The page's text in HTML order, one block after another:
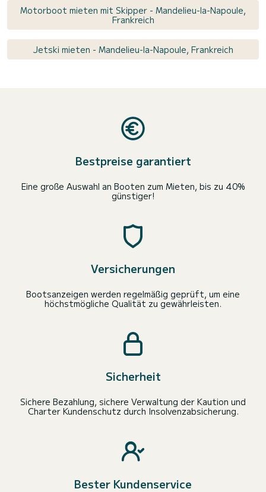
Motorboot mieten mit Skipper - Mandelieu-la-Napoule,
Frankreich
Jetski mieten - Mandelieu-la-Napoule, Frankreich
Bestpreise garantiert
Eine große Auswahl an Booten zum Mieten, bis zu 40%
günstiger!
Versicherungen
Bootsanzeigen werden regelmäßig geprüft, um eine
höchstmögliche Qualität zu gewährleisten.
Sicherheit
Sichere Bezahlung, sichere Verwaltung der Kaution und
Charter Kundenschutz durch Insolvenzabsicherung.
Bester Kundenservice